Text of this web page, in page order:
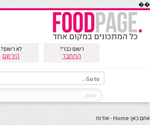
��
רשום כבר?
התחבר
לא רשום?
הירשם
אתם כאן: Home
- אודות